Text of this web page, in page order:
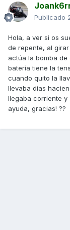
Publicado
Hola, a ver si os
de repente, al
actúa la bomba
batería tiene la
cuando quito la
llevaba días
llegaba corriente y
ayuda, gracias! ??